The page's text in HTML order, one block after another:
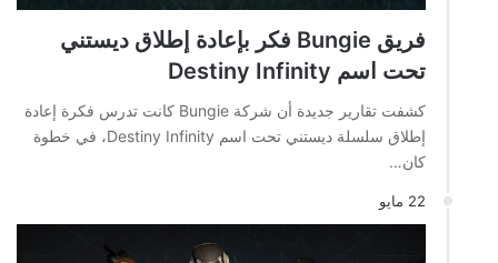
فريق Bungie فكر بإعادة إطلاق ديستني
تحت اسم Destiny Infinity
كشفت تقارير جديدة أن شركة Bungie كانت تدرس فكرة إعادة
إطلاق سلسلة ديستني تحت اسم Destiny Infinity، في خطوة
كان…
22 مايو